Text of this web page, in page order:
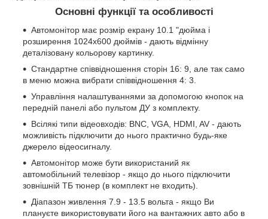
Основні функції та особливості
Автомонітор має розмір екрану 10.1 "дюйма і
розширення 1024х600 дюймів - дають відмінну
деталізовану кольорову картинку.
Стандартне співвідношення сторін 16: 9, але так само
в меню можна вибрати співвідношення 4: 3.
Управління налаштуваннями за допомогою кнопок на
передній панелі або пультом ДУ з комплекту.
Всілякі типи відеовходів: BNC, VGA, HDMI, AV - дають
можливість підключити до нього практично будь-яке
джерело відеосигналу.
Автомонітор може бути використаний як
автомобільний телевізор - якщо до нього підключити
зовнішній ТБ тюнер (в комплект не входить).
Діапазон живлення 7.9 - 13.5 вольта - якщо Ви
плануєте використовувати його на вантажних авто або в